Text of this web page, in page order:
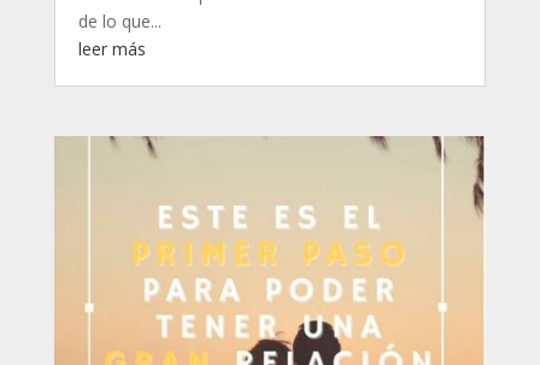
de lo que...
leer más